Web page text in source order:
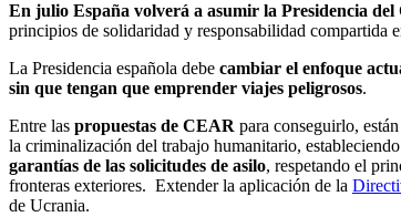
En julio España volverá a asumir la Presidencia
principios de solidaridad y responsabilidad compartida
La Presidencia española debe cambiar el enfoque
sin que tengan que emprender viajes peligrosos.
Entre las propuestas de CEAR para conseguirlo,
la criminalización del trabajo humanitario,
garantías de las solicitudes de asilo, respetando el
fronteras exteriores. Extender la aplicación de la
de Ucrania.